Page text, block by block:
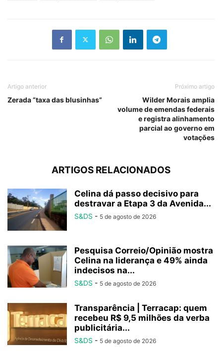
Artigo anterior
Zerada “taxa das blusinhas”
Próximo artigo
Wilder Morais amplia
volume de emendas federais
e registra alinhamento
parcial ao governo em
votações
ARTIGOS RELACIONADOS
Celina dá passo decisivo para
destravar a Etapa 3 da Avenida...
S&DS - 5 de agosto de 2026
Pesquisa Correio/Opinião mostra
Celina na liderança e 49% ainda
indecisos na...
S&DS - 5 de agosto de 2026
Transparência | Terracap: quem
recebeu R$ 9,5 milhões da verba
publicitária...
S&DS - 5 de agosto de 2026